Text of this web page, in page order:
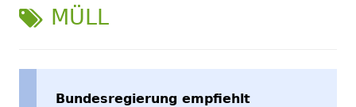
SCHLAGWORT:
MÜLL
Bundesregierung empfiehlt